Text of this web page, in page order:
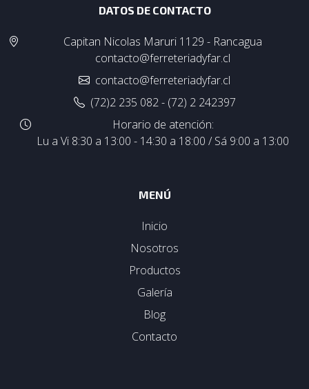
DATOS DE CONTACTO
Capitan Nicolas Maruri 1129 - Rancagua
contacto@ferreteriadyfar.cl
contacto@ferreteriadyfar.cl
(72)2 235 082 - (72) 2 242397
Horario de atención:
Lu a Vi 8:30 a 13:00 - 14:30 a 18:00 / Sá 9:00 a 13:00
MENÚ
Inicio
Nosotros
Productos
Galería
Blog
Contacto